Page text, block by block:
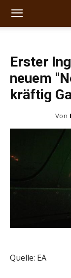
Erster
neuem
kräftig
Von
Quelle: EA